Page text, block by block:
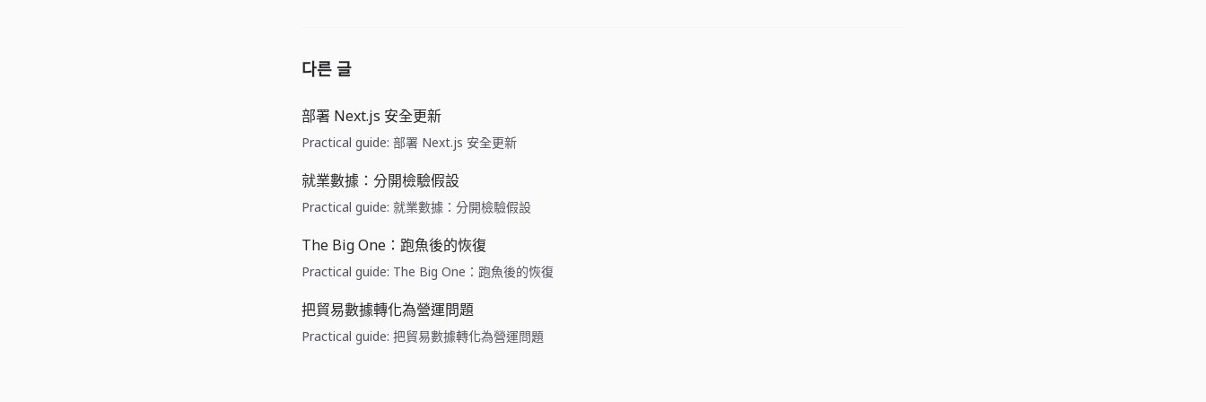
다른 글
部署 Next.js 安全更新
Practical guide: 部署 Next.js 安全更新
就業數據：分開檢驗假設
Practical guide: 就業數據：分開檢驗假設
The Big One：跑魚後的恢復
Practical guide: The Big One：跑魚後的恢復
把貿易數據轉化為營運問題
Practical guide: 把貿易數據轉化為營運問題